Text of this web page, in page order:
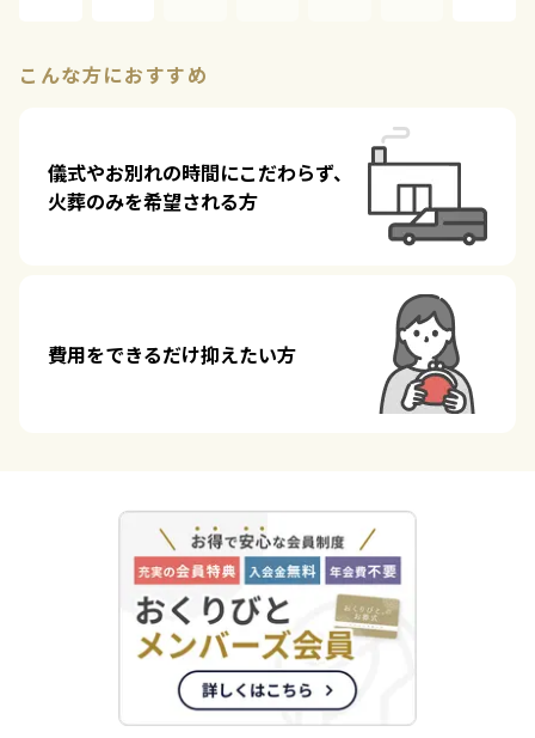
こんな方におすすめ
儀式やお別れの時間にこだわらず、
火葬のみを希望される方
費用をできるだけ抑えたい方